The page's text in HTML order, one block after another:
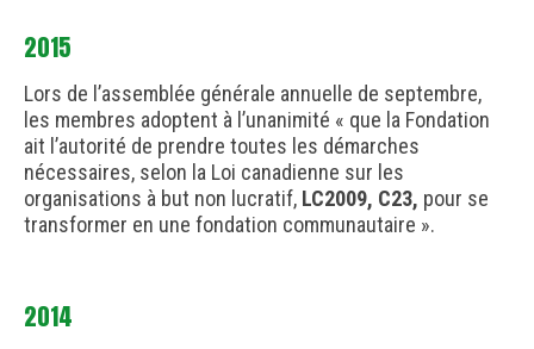
2015
Lors de l’assemblée générale annuelle de septembre,
les membres adoptent à l’unanimité « que la Fondation
ait l’autorité de prendre toutes les démarches
nécessaires, selon la Loi canadienne sur les
organisations à but non lucratif, LC2009, C23, pour se
transformer en une fondation communautaire ».
2014